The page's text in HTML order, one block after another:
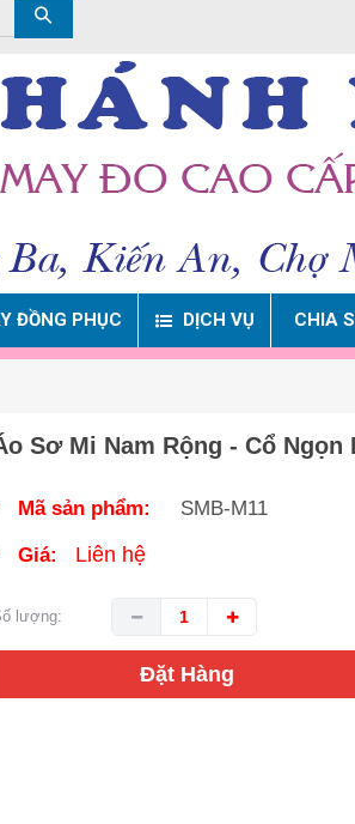
ĐỒNG PHỤC DỊCH VỤ CHIA
Sơ Mi Nam Rộng - Cổ
Mã sản phẩm: SMB-M11
Giá: Liên hệ
lượng:
Đặt Hàng